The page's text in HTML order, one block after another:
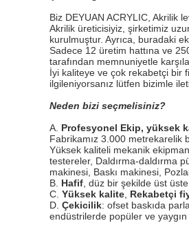
Biz DEYUAN ACRYLIC, Akrilik
Akrilik üreticisiyiz, şirketimiz
kurulmuştur. Ayrıca, buradaki
Sadece 12 üretim hattına ve
tarafından memnuniyetle
İyi kaliteye ve çok rekabetçi bir
ilgileniyorsanız lütfen bizimle
Neden bizi seçmelisiniz?
A. Profesyonel Ekip, yüksek
Fabrikamız 3.000 metrekarelik
Yüksek kaliteli mekanik
testereler, Daldırma-daldırma
makinesi, Baskı makinesi,
B. Hafif , düz bir şekilde üst
C. Yüksek kalite Rekabetçi
D. Çekicilik: ofset baskıda
endüstrilerde popüler ve yaygın